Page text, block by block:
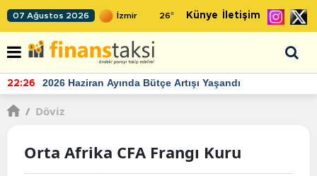
07 Ağustos 2026 26° Künye İletişim
22:26 2026 Haziran Ayında Bütçe Artışı Yaşandı
/ Döviz
Orta Afrika CFA Frangı Kuru